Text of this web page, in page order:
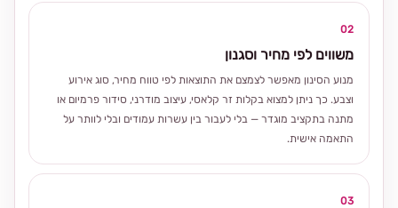
02
משווים לפי מחיר וסגנון
מנוע הסינון מאפשר לצמצם את התוצאות לפי טווח מחיר, סוג אירוע
וצבע. כך ניתן למצוא בקלות זר קלאסי, עיצוב מודרני, סידור פרמיום או
מתנה בתקציב מוגדר — בלי לעבור בין עשרות עמודים ובלי לוותר על
התאמה אישית.
03